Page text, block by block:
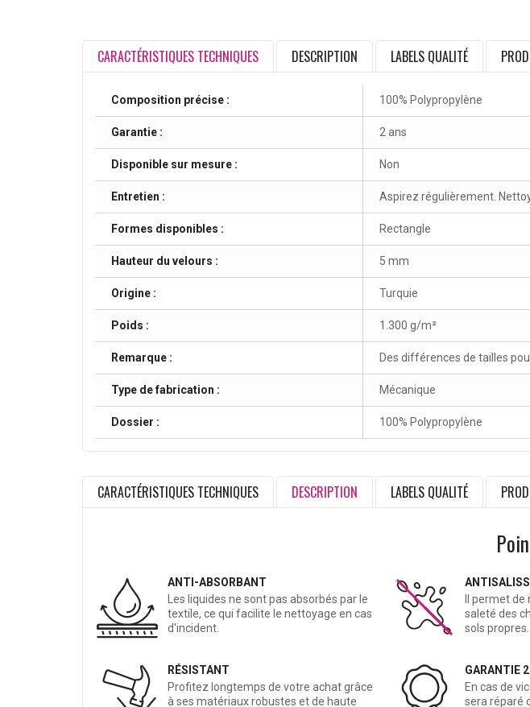
CARACTÉRISTIQUES TECHNIQUES DESCRIPTION LABELS QUALITÉ
Composition précise : 100% Polypropylène
Garantie : 2 ans
Disponible sur mesure : Non
Entretien : Aspirez régulièrement.
Formes disponibles : Rectangle
Hauteur du velours : 5 mm
Origine : Turquie
Poids : 1.300 g/m²
Remarque : Des différences de tailles
Type de fabrication : Mécanique
Dossier : 100% Polypropylène
CARACTÉRISTIQUES TECHNIQUES DESCRIPTION LABELS QUALITÉ
ANTI-ABSORBANT
Les liquides ne sont pas absorbés par le
textile, ce qui facilite le nettoyage en cas
d'incident.
Il permet
saleté des
sols propres.
RÉSISTANT
Profitez longtemps de votre achat grâce
à ses matériaux robustes et de haute
GARANTIE
En cas de
sera réparé